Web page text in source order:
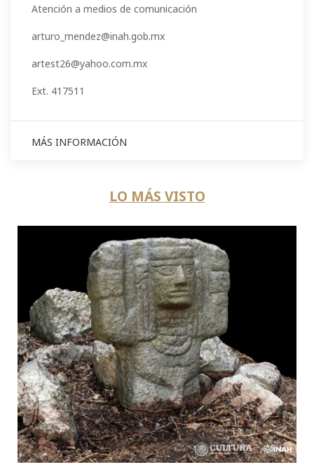
Atención a medios de comunicación
arturo_mendez@inah.gob.mx
artest26@yahoo.com.mx
Ext. 417511
MÁS INFORMACIÓN
LO MÁS VISTO